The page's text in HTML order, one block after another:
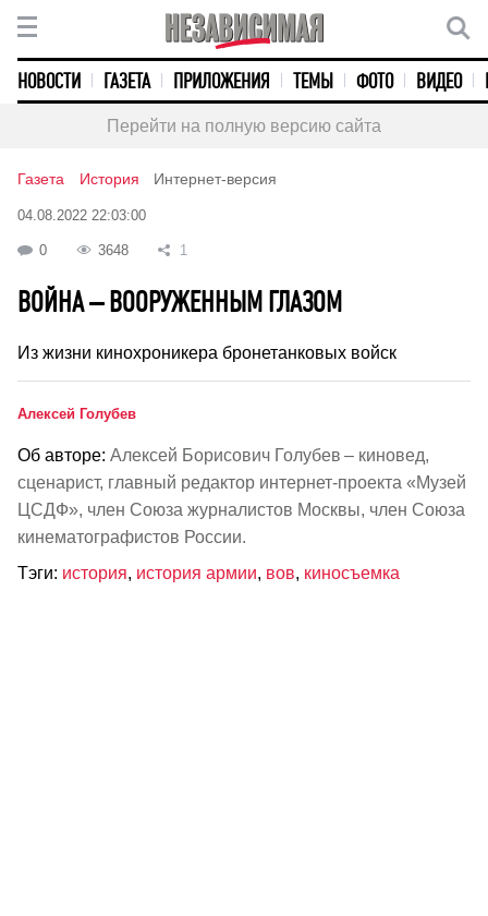
НОВОСТИ ГАЗЕТА ПРИЛОЖЕНИЯ ТЕМЫ ФОТО ВИДЕО
Перейти на полную версию сайта
Газета История Интернет-версия
04.08.2022 22:03:00
0 3648 1
ВОЙНА – ВООРУЖЕННЫМ ГЛАЗОМ
Из жизни кинохроникера бронетанковых войск
Алексей Голубев
Об авторе: Алексей Борисович Голубев – киновед,
сценарист, главный редактор интернет-проекта «Музей
ЦСДФ», член Союза журналистов Москвы, член Союза
кинематографистов России.
Тэги: история, история армии, вов, киносъемка